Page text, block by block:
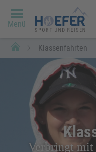
Menü
Klassenfahrten
Verbringt mit